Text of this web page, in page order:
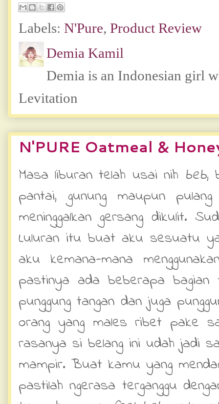
Labels: N'Pure, Product Review
Demia Kamil
Demia is an Indonesian girl
Levitation
N'PURE Oatmeal &
Masa liburan telah usai nih beb,
pantai, gunung maupun
meninggalkan gersang dikulit.
Luluran itu buat aku sesuatu
aku kemana-mana
pastinya ada beberapa
punggung tangan dan juga
orang yang males ribet pake
rasanya si belang ini udah jadi
mampir. Buat kamu yang
pastilah ngerasa terganggu